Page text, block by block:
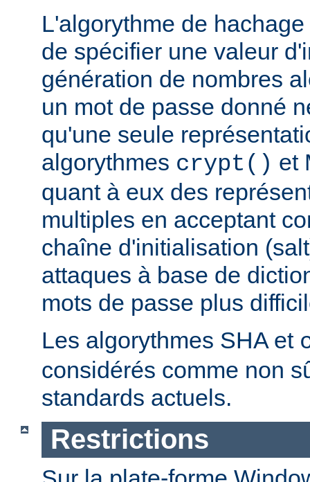
L'algorythme de
de spécifier une valeur
génération de nombres
un mot de passe donné
qu'une seule
algorythmes crypt() et
quant à eux des
multiples en acceptant
chaîne d'initialisation
attaques à base de
mots de passe plus
Les algorythmes SHA et
considérés comme non
standards actuels.
Restrictions